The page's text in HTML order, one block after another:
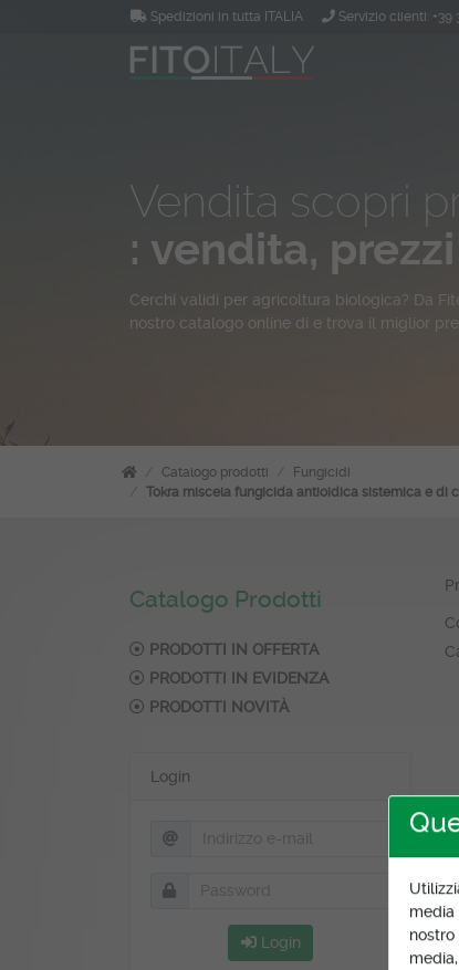
Spedizioni in tutta ITALIA Servizio clienti:+39
Vendita scopri
: vendita,
Cerchi validi per agricoltura biologica? Da
nostro catalogo online di e trova il miglior
Catalogo prodotti
Fungicidi
Tokra miscela fungicida antioidica sistemica e di
Catalogo Prodotti
PRODOTTI IN OFFERTA
PRODOTTI IN EVIDENZA
PRODOTTI NOVITÀ
Login
Login